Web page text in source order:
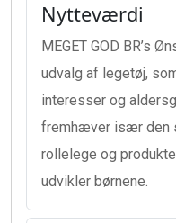
Nytteværdi
MEGET GOD BR’s
udvalg af legetøj,
interesser og
fremhæver især den
rollelege og
udvikler børnene.